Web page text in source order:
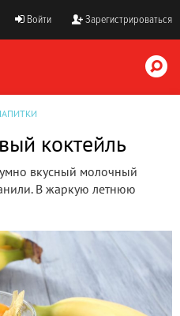
Войти Зарегистрироваться
коктейль
вкусный молочный
В жаркую летнюю